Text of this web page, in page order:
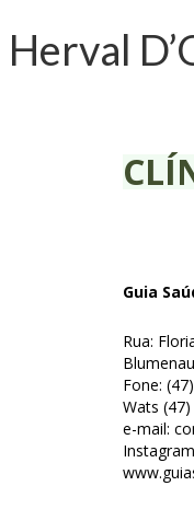
Herval
Guia
Rua:
Fone:
Wats
e-mail: